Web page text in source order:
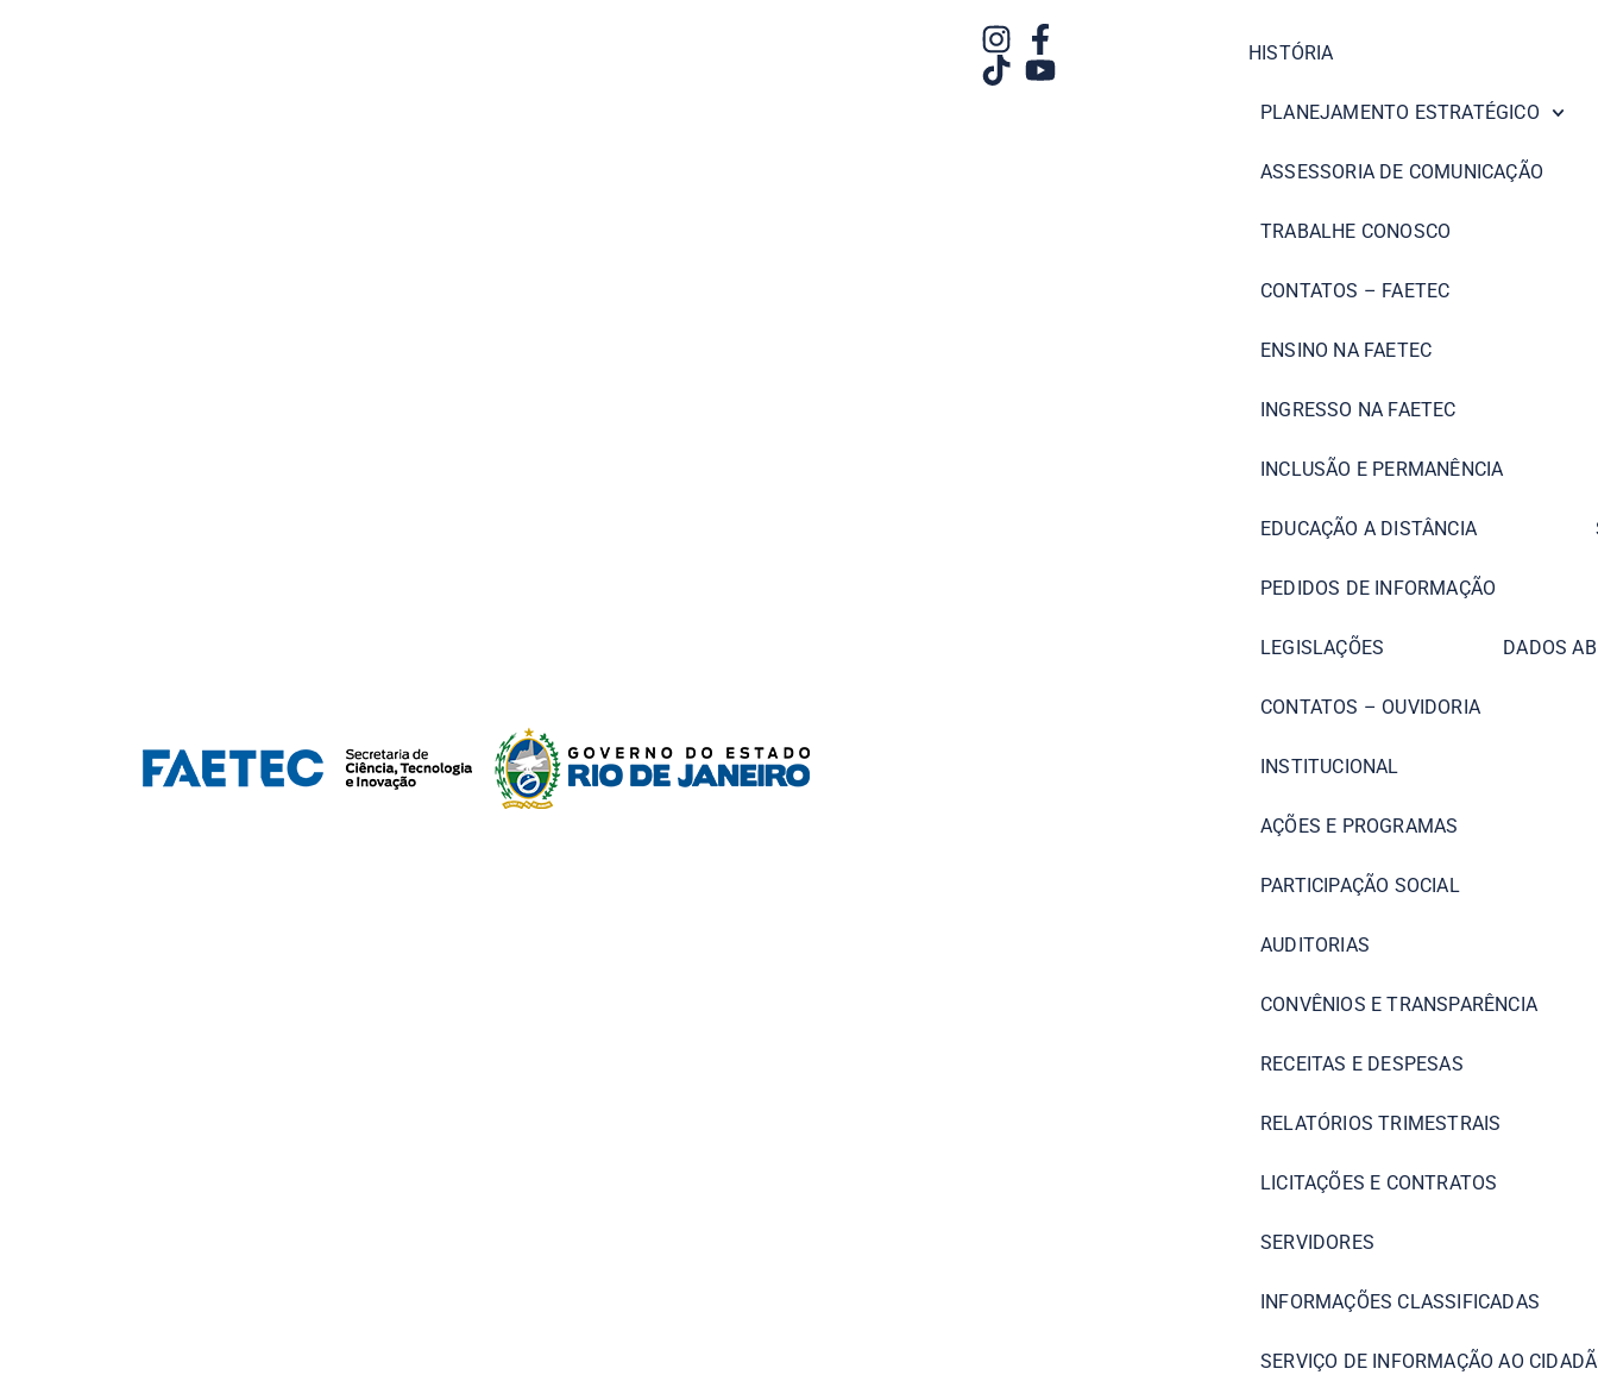
HISTÓRIA
PLANEJAMENTO ESTRATÉGICO
ASSESSORIA DE COMUNICAÇÃO
TRABALHE CONOSCO
CONTATOS – FAETEC
ENSINO NA FAETEC
INGRESSO NA FAETEC
INCLUSÃO E PERMANÊNCIA
EDUCAÇÃO A DISTÂNCIA
PEDIDOS DE INFORMAÇÃO
LEGISLAÇÕES DADOS
CONTATOS – OUVIDORIA
INSTITUCIONAL
AÇÕES E PROGRAMAS
PARTICIPAÇÃO SOCIAL
AUDITORIAS
CONVÊNIOS E TRANSPARÊNCIA
RECEITAS E DESPESAS
RELATÓRIOS TRIMESTRAIS
LICITAÇÕES E CONTRATOS
SERVIDORES
INFORMAÇÕES CLASSIFICADAS
SERVIÇO DE INFORMAÇÃO AO